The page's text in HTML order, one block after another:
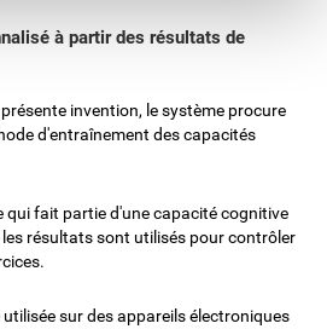
à partir des résultats de
invention, le système procure
d'entraînement des capacités
qui fait partie d'une capacité cognitive
les résultats sont utilisés pour contrôler
sur des appareils électroniques